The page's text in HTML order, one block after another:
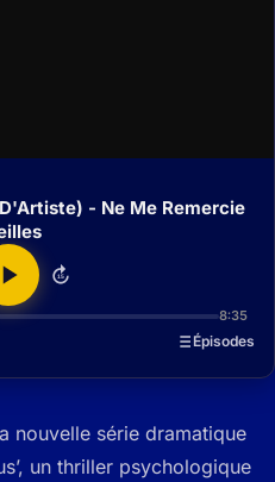
- Ne Me Remercie
15
8:35
Épisodes
nouvelle série dramatique
un thriller psychologique